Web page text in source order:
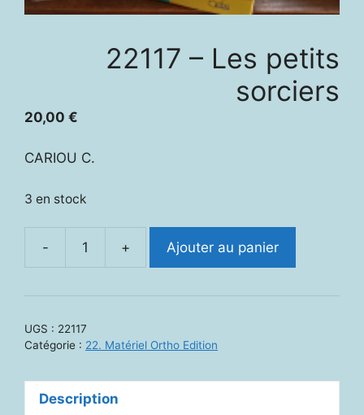
22117 – Les petits
sorciers
20,00 €
CARIOU C.
3 en stock
-
quantité
Les
sorciers
+ Ajouter au panier
UGS : 22117
Catégorie : 22. Matériel Ortho Edition
Description